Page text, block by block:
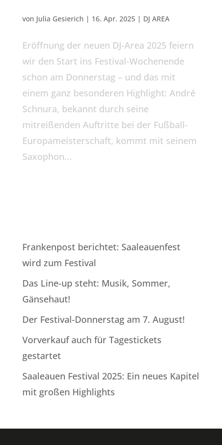
von Julia Gesierich | 16. Apr. 2025| DJ AREA
Eröffnung der neuen DJ-Area 2025 feiern
wir den Start ins Festival-Wochenende
schon am Donnerstag – und das mit
einem ganz besonderen Highlight: André
Schnura, bekannt durch seine
mitreißenden Auftritte bei der Fußball-
Europameisterschaft, kommt mit seinem
Saxophon...
Frankenpost berichtet: Saaleauenfest
wird zum Festival
Das Line-up steht: Musik, Sommer,
Gänsehaut!
Der Festival-Donnerstag am 7. August!
Vorverkauf auch für Tagestickets
gestartet
Saaleauen Festival 2025: Ein neues Kapitel
mit großen Highlights